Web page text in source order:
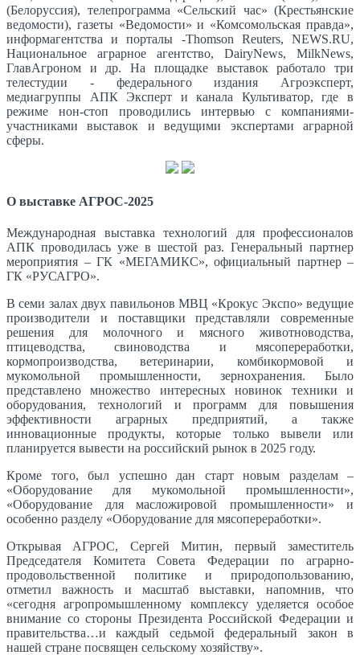
(Белоруссия), телепрограмма «Сельский час» (Крестьянские
ведомости), газеты «Ведомости» и «Комсомольская правда»,
информагентства и порталы -Thomson Reuters, NEWS.RU,
Национальное аграрное агентство, DairyNews, MilkNews,
ГлавАгроном и др. На площадке выставок работало три
телестудии - федерального издания Агроэксперт,
медиагруппы АПК Эксперт и канала Культиватор, где в
режиме нон-стоп проводились интервью с компаниями-
участниками выставок и ведущими экспертами аграрной
сферы.
О выставке АГРОС-2025
Международная выставка технологий для профессионалов
АПК проводилась уже в шестой раз. Генеральный партнер
мероприятия – ГК «МЕГАМИКС», официальный партнер –
ГК «РУСАГРО».
В семи залах двух павильонов МВЦ «Крокус Экспо» ведущие
производители и поставщики представляли современные
решения для молочного и мясного животноводства,
птицеводства, свиноводства и мясопереработки,
кормопроизводства, ветеринарии, комбикормовой и
мукомольной промышленности, зернохранения. Было
представлено множество интересных новинок техники и
оборудования, технологий и программ для повышения
эффективности аграрных предприятий, а также
инновационные продукты, которые только вывели или
планируется вывести на российский рынок в 2025 году.
Кроме того, был успешно дан старт новым разделам –
«Оборудование для мукомольной промышленности»,
«Оборудование для масложировой промышленности» и
особенно разделу «Оборудование для мясопереработки».
Открывая АГРОС, Сергей Митин, первый заместитель
Председателя Комитета Совета Федерации по аграрно-
продовольственной политике и природопользованию,
отметил важность и масштаб выставки, напомнив, что
«сегодня агропромышленному комплексу уделяется особое
внимание со стороны Президента Российской Федерации и
правительства…и каждый седьмой федеральный закон в
нашей стране посвящен сельскому хозяйству».